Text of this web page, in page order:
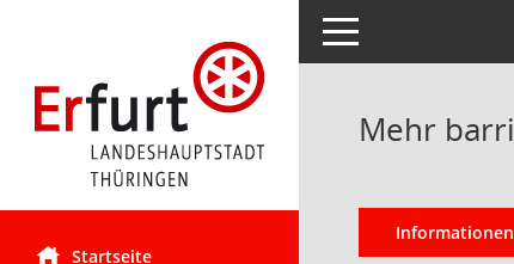
Startseite
Toggle navigation
Mehr
Informationen